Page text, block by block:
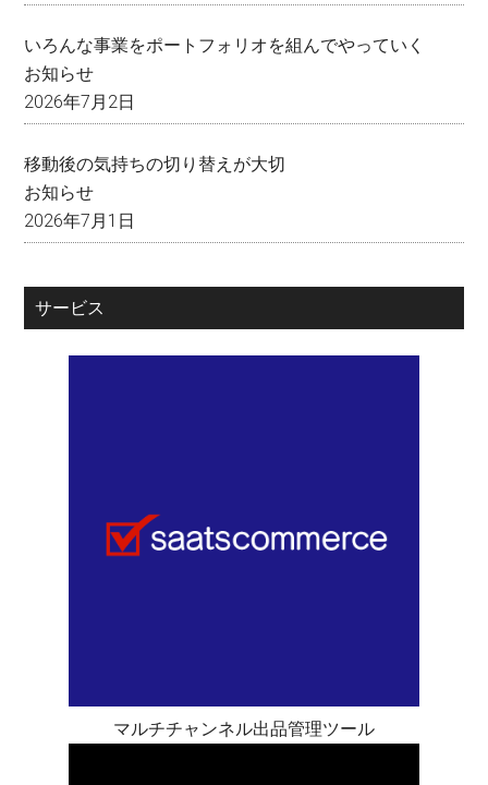
いろんな事業をポートフォリオを組んでやっていく
お知らせ
2026年7月2日
移動後の気持ちの切り替えが大切
お知らせ
2026年7月1日
サービス
マルチチャンネル出品管理ツール